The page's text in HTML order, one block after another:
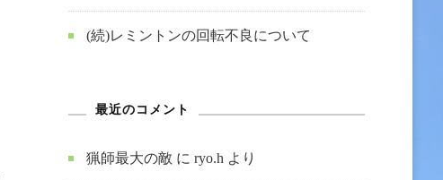
(続)レミントンの回転不良について
最近のコメント
猟師最大の敵 に ryo.h より